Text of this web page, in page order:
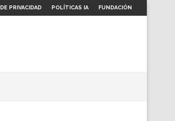
PRIVACIDAD POLÍTICAS IA FUNDACIÓN